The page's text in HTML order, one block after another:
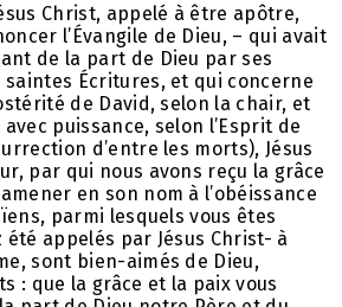
Christ, appelé à être apôtre,
l’Évangile de Dieu, – qui avait
de la part de Dieu par ses
Écritures, et qui concerne
de David, selon la chair, et
puissance, selon l’Esprit de
d’entre les morts), Jésus
par qui nous avons reçu la grâce
en son nom à l’obéissance
parmi lesquels vous êtes
été appelés par Jésus Christ- à
sont bien-aimés de Dieu,
: que la grâce et la paix vous